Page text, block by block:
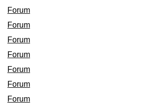
Forum
Forum
Forum
Forum
Forum
Forum
Forum